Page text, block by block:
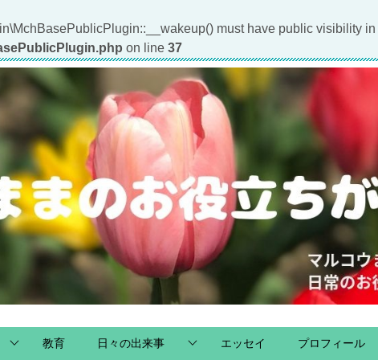
must have public visibility in
on line 37
教育 日々の出来事 エッセイ プロフィール